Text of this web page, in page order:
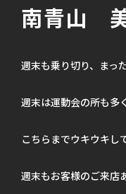
南青山
週末も乗り切り、まっ
週末は運動会の所も多
こちらまでウキウキし
週末もお客様のご来店